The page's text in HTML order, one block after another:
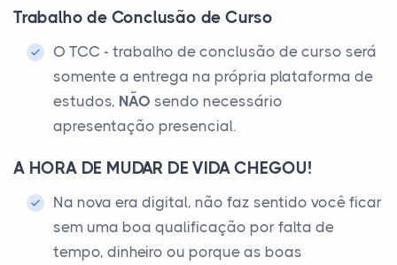
Trabalho de Conclusão de Curso
O TCC - trabalho de conclusão de curso será
somente a entrega na própria plataforma de
estudos, NÃO sendo necessário
apresentação presencial.
A HORA DE MUDAR DE VIDA CHEGOU!
Na nova era digital, não faz sentido você ficar
sem uma boa qualificação por falta de
tempo, dinheiro ou porque as boas